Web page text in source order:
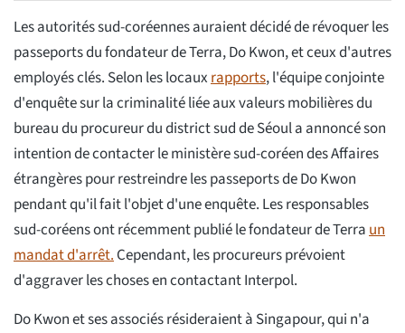
Les autorités sud-coréennes auraient décidé de révoquer les
passeports du fondateur de Terra, Do Kwon, et ceux d'autres
employés clés. Selon les locauxrapports, l'équipe conjointe
d'enquête sur la criminalité liée aux valeurs mobilières du
bureau du procureur du district sud de Séoul a annoncé son
intention de contacter le ministère sud-coréen des Affaires
étrangères pour restreindre les passeports de Do Kwon
pendant qu'il fait l'objet d'une enquête. Les responsables
sud-coréens ont récemment publié le fondateur de Terraun
mandat d'arrêt.Cependant, les procureurs prévoient
d'aggraver les choses en contactant Interpol.
Do Kwon et ses associés résideraient à Singapour, qui n'a